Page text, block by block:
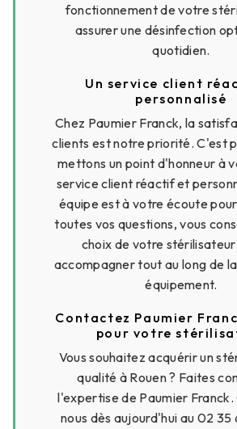
fonctionnement de votre
assurer une désinfection
quotidien.
Un service client
personnalisé
Chez Paumier Franck, la
clients est notre priorité. C'est
mettons un point d'honneur à
service client réactif et
équipe est à votre écoute
toutes vos questions, vous
choix de votre
accompagner tout au long de
équipement.
Contactez Paumier
pour votre
Vous souhaitez acquérir un
qualité à Rouen ? Faites
l'expertise de Paumier
nous dès aujourd'hui au 02 35